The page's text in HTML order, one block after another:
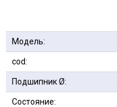
Модель:
сod:
Подшипник Ø:
Состояние: